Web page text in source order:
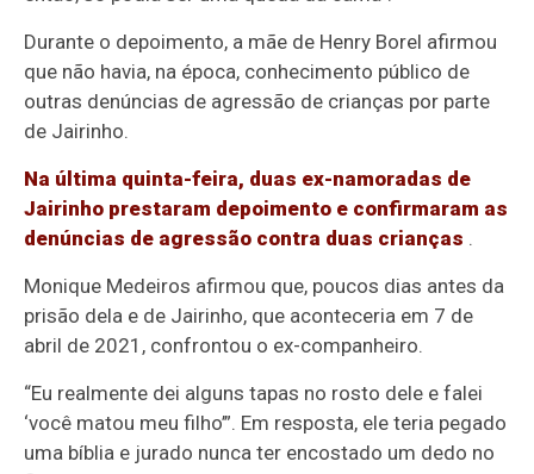
Durante o depoimento, a mãe de Henry Borel afirmou
que não havia, na época, conhecimento público de
outras denúncias de agressão de crianças por parte
de Jairinho.
Na última quinta-feira, duas ex-namoradas de
Jairinho prestaram depoimento e confirmaram as
denúncias de agressão contra duas crianças .
Monique Medeiros afirmou que, poucos dias antes da
prisão dela e de Jairinho, que aconteceria em 7 de
abril de 2021, confrontou o ex-companheiro.
“Eu realmente dei alguns tapas no rosto dele e falei
‘você matou meu filho’”. Em resposta, ele teria pegado
uma bíblia e jurado nunca ter encostado um dedo no